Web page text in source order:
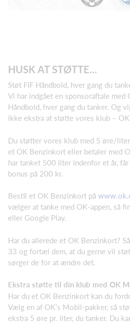
HUSK AT STØTTE...
Støt FIF Håndbold, hver gang du
Vi har indgået en sponsoraftale med
Håndbold, hver gang du tanker. Og
ikke ekstra at støtte vores klub –
Du støtter vores klub med 5 øre/
et OK Benzinkort eller betaler med
har tanket 500 liter indenfor et år,
bonus på 200 kr.
Bestil et OK Benzinkort på
vælger at tanke med OK-appen, så
eller Google Play.
Har du allerede et OK Benzinkort?
33 og fortæl dem, at du gerne vil
sørger de for at ændre det.
Ekstra støtte til din klub med OK
Har du et OK Benzinkort kan du
Vælg en af OK’s Mobil-pakker, så
ekstra 5 øre pr. liter, du tanker. Du